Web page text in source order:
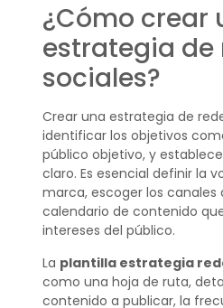
¿Cómo crear
estrategia de
sociales?
Crear una estrategia de
identificar los objetivos
público objetivo, y
claro. Es esencial definir la
marca, escoger los canales
calendario de contenido
intereses del público.
La plantilla estrategia
como una hoja de ruta,
contenido a publicar, la